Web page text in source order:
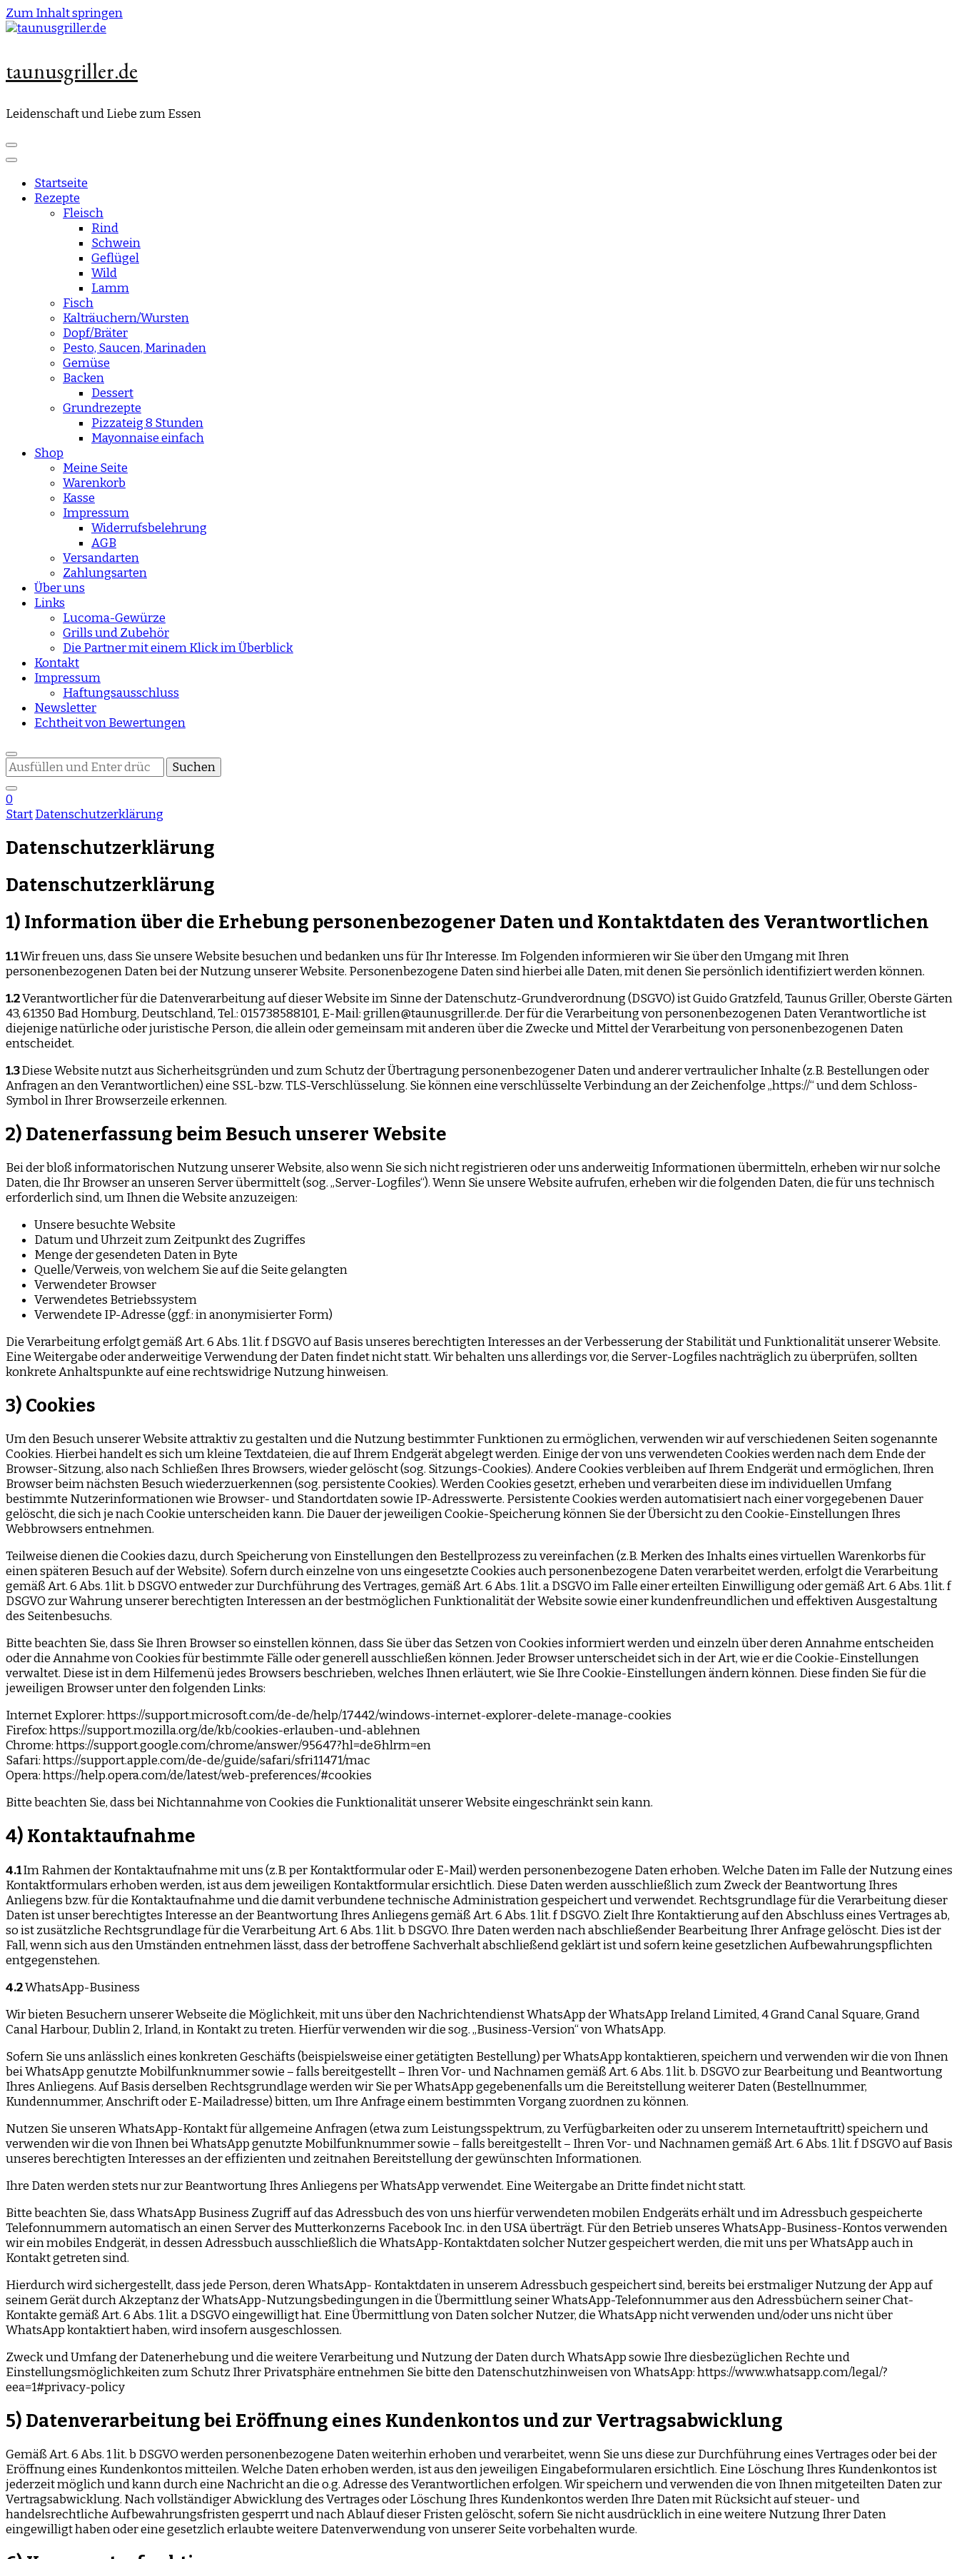
Zum Inhalt springen
taunusgriller.de
Leidenschaft und Liebe zum Essen
Startseite
Rezepte
Fleisch
Rind
Schwein
Geflügel
Wild
Lamm
Fisch
Kalträuchern/Wursten
Dopf/Bräter
Pesto, Saucen, Marinaden
Gemüse
Backen
Dessert
Grundrezepte
Pizzateig 8 Stunden
Mayonnaise einfach
Shop
Meine Seite
Warenkorb
Kasse
Impressum
Widerrufsbelehrung
AGB
Versandarten
Zahlungsarten
Über uns
Links
Lucoma-Gewürze
Grills und Zubehör
Die Partner mit einem Klick im Überblick
Kontakt
Impressum
Haftungsausschluss
Newsletter
Echtheit von Bewertungen
Suchst
du
nach
etwas?
0
StartDatenschutzerklärung
Datenschutzerklärung
Datenschutzerklärung
1) Information über die Erhebung personenbezogener Daten und Kontaktdaten des Verantwortlichen
1.1Wir freuen uns, dass Sie unsere Website besuchen und bedanken uns für Ihr Interesse. Im Folgenden informieren wir Sie über den Umgang mit Ihren
personenbezogenen Daten bei der Nutzung unserer Website. Personenbezogene Daten sind hierbei alle Daten, mit denen Sie persönlich identifiziert werden können.
1.2Verantwortlicher für die Datenverarbeitung auf dieser Website im Sinne der Datenschutz-Grundverordnung (DSGVO) ist Guido Gratzfeld, Taunus Griller, Oberste Gärten
43, 61350 Bad Homburg, Deutschland, Tel.: 015738588101, E-Mail: grillen@taunusgriller.de. Der für die Verarbeitung von personenbezogenen Daten Verantwortliche ist
diejenige natürliche oder juristische Person, die allein oder gemeinsam mit anderen über die Zwecke und Mittel der Verarbeitung von personenbezogenen Daten
entscheidet.
1.3Diese Website nutzt aus Sicherheitsgründen und zum Schutz der Übertragung personenbezogener Daten und anderer vertraulicher Inhalte (z.B. Bestellungen oder
Anfragen an den Verantwortlichen) eine SSL-bzw. TLS-Verschlüsselung. Sie können eine verschlüsselte Verbindung an der Zeichenfolge „https://“ und dem Schloss-
Symbol in Ihrer Browserzeile erkennen.
2) Datenerfassung beim Besuch unserer Website
Bei der bloß informatorischen Nutzung unserer Website, also wenn Sie sich nicht registrieren oder uns anderweitig Informationen übermitteln, erheben wir nur solche
Daten, die Ihr Browser an unseren Server übermittelt (sog. „Server-Logfiles“). Wenn Sie unsere Website aufrufen, erheben wir die folgenden Daten, die für uns technisch
erforderlich sind, um Ihnen die Website anzuzeigen:
Unsere besuchte Website
Datum und Uhrzeit zum Zeitpunkt des Zugriffes
Menge der gesendeten Daten in Byte
Quelle/Verweis, von welchem Sie auf die Seite gelangten
Verwendeter Browser
Verwendetes Betriebssystem
Verwendete IP-Adresse (ggf.: in anonymisierter Form)
Die Verarbeitung erfolgt gemäß Art. 6 Abs. 1 lit. f DSGVO auf Basis unseres berechtigten Interesses an der Verbesserung der Stabilität und Funktionalität unserer Website.
Eine Weitergabe oder anderweitige Verwendung der Daten findet nicht statt. Wir behalten uns allerdings vor, die Server-Logfiles nachträglich zu überprüfen, sollten
konkrete Anhaltspunkte auf eine rechtswidrige Nutzung hinweisen.
3) Cookies
Um den Besuch unserer Website attraktiv zu gestalten und die Nutzung bestimmter Funktionen zu ermöglichen, verwenden wir auf verschiedenen Seiten sogenannte
Cookies. Hierbei handelt es sich um kleine Textdateien, die auf Ihrem Endgerät abgelegt werden. Einige der von uns verwendeten Cookies werden nach dem Ende der
Browser-Sitzung, also nach Schließen Ihres Browsers, wieder gelöscht (sog. Sitzungs-Cookies). Andere Cookies verbleiben auf Ihrem Endgerät und ermöglichen, Ihren
Browser beim nächsten Besuch wiederzuerkennen (sog. persistente Cookies). Werden Cookies gesetzt, erheben und verarbeiten diese im individuellen Umfang
bestimmte Nutzerinformationen wie Browser- und Standortdaten sowie IP-Adresswerte. Persistente Cookies werden automatisiert nach einer vorgegebenen Dauer
gelöscht, die sich je nach Cookie unterscheiden kann. Die Dauer der jeweiligen Cookie-Speicherung können Sie der Übersicht zu den Cookie-Einstellungen Ihres
Webbrowsers entnehmen.
Teilweise dienen die Cookies dazu, durch Speicherung von Einstellungen den Bestellprozess zu vereinfachen (z.B. Merken des Inhalts eines virtuellen Warenkorbs für
einen späteren Besuch auf der Website). Sofern durch einzelne von uns eingesetzte Cookies auch personenbezogene Daten verarbeitet werden, erfolgt die Verarbeitung
gemäß Art. 6 Abs. 1 lit. b DSGVO entweder zur Durchführung des Vertrages, gemäß Art. 6 Abs. 1 lit. a DSGVO im Falle einer erteilten Einwilligung oder gemäß Art. 6 Abs. 1 lit. f
DSGVO zur Wahrung unserer berechtigten Interessen an der bestmöglichen Funktionalität der Website sowie einer kundenfreundlichen und effektiven Ausgestaltung
des Seitenbesuchs.
Bitte beachten Sie, dass Sie Ihren Browser so einstellen können, dass Sie über das Setzen von Cookies informiert werden und einzeln über deren Annahme entscheiden
oder die Annahme von Cookies für bestimmte Fälle oder generell ausschließen können. Jeder Browser unterscheidet sich in der Art, wie er die Cookie-Einstellungen
verwaltet. Diese ist in dem Hilfemenü jedes Browsers beschrieben, welches Ihnen erläutert, wie Sie Ihre Cookie-Einstellungen ändern können. Diese finden Sie für die
jeweiligen Browser unter den folgenden Links:
Internet Explorer: https://support.microsoft.com/de-de/help/17442/windows-internet-explorer-delete-manage-cookies
Firefox: https://support.mozilla.org/de/kb/cookies-erlauben-und-ablehnen
Chrome: https://support.google.com/chrome/answer/95647?hl=de&hlrm=en
Safari: https://support.apple.com/de-de/guide/safari/sfri11471/mac
Opera: https://help.opera.com/de/latest/web-preferences/#cookies
Bitte beachten Sie, dass bei Nichtannahme von Cookies die Funktionalität unserer Website eingeschränkt sein kann.
4) Kontaktaufnahme
4.1Im Rahmen der Kontaktaufnahme mit uns (z.B. per Kontaktformular oder E-Mail) werden personenbezogene Daten erhoben. Welche Daten im Falle der Nutzung eines
Kontaktformulars erhoben werden, ist aus dem jeweiligen Kontaktformular ersichtlich. Diese Daten werden ausschließlich zum Zweck der Beantwortung Ihres
Anliegens bzw. für die Kontaktaufnahme und die damit verbundene technische Administration gespeichert und verwendet. Rechtsgrundlage für die Verarbeitung dieser
Daten ist unser berechtigtes Interesse an der Beantwortung Ihres Anliegens gemäß Art. 6 Abs. 1 lit. f DSGVO. Zielt Ihre Kontaktierung auf den Abschluss eines Vertrages ab,
so ist zusätzliche Rechtsgrundlage für die Verarbeitung Art. 6 Abs. 1 lit. b DSGVO. Ihre Daten werden nach abschließender Bearbeitung Ihrer Anfrage gelöscht. Dies ist der
Fall, wenn sich aus den Umständen entnehmen lässt, dass der betroffene Sachverhalt abschließend geklärt ist und sofern keine gesetzlichen Aufbewahrungspflichten
entgegenstehen.
4.2WhatsApp-Business
Wir bieten Besuchern unserer Webseite die Möglichkeit, mit uns über den Nachrichtendienst WhatsApp der WhatsApp Ireland Limited, 4 Grand Canal Square, Grand
Canal Harbour, Dublin 2, Irland, in Kontakt zu treten. Hierfür verwenden wir die sog. „Business-Version“ von WhatsApp.
Sofern Sie uns anlässlich eines konkreten Geschäfts (beispielsweise einer getätigten Bestellung) per WhatsApp kontaktieren, speichern und verwenden wir die von Ihnen
bei WhatsApp genutzte Mobilfunknummer sowie – falls bereitgestellt – Ihren Vor- und Nachnamen gemäß Art. 6 Abs. 1 lit. b. DSGVO zur Bearbeitung und Beantwortung
Ihres Anliegens. Auf Basis derselben Rechtsgrundlage werden wir Sie per WhatsApp gegebenenfalls um die Bereitstellung weiterer Daten (Bestellnummer,
Kundennummer, Anschrift oder E-Mailadresse) bitten, um Ihre Anfrage einem bestimmten Vorgang zuordnen zu können.
Nutzen Sie unseren WhatsApp-Kontakt für allgemeine Anfragen (etwa zum Leistungsspektrum, zu Verfügbarkeiten oder zu unserem Internetauftritt) speichern und
verwenden wir die von Ihnen bei WhatsApp genutzte Mobilfunknummer sowie – falls bereitgestellt – Ihren Vor- und Nachnamen gemäß Art. 6 Abs. 1 lit. f DSGVO auf Basis
unseres berechtigten Interesses an der effizienten und zeitnahen Bereitstellung der gewünschten Informationen.
Ihre Daten werden stets nur zur Beantwortung Ihres Anliegens per WhatsApp verwendet. Eine Weitergabe an Dritte findet nicht statt.
Bitte beachten Sie, dass WhatsApp Business Zugriff auf das Adressbuch des von uns hierfür verwendeten mobilen Endgeräts erhält und im Adressbuch gespeicherte
Telefonnummern automatisch an einen Server des Mutterkonzerns Facebook Inc. in den USA überträgt. Für den Betrieb unseres WhatsApp-Business-Kontos verwenden
wir ein mobiles Endgerät, in dessen Adressbuch ausschließlich die WhatsApp-Kontaktdaten solcher Nutzer gespeichert werden, die mit uns per WhatsApp auch in
Kontakt getreten sind.
Hierdurch wird sichergestellt, dass jede Person, deren WhatsApp- Kontaktdaten in unserem Adressbuch gespeichert sind, bereits bei erstmaliger Nutzung der App auf
seinem Gerät durch Akzeptanz der WhatsApp-Nutzungsbedingungen in die Übermittlung seiner WhatsApp-Telefonnummer aus den Adressbüchern seiner Chat-
Kontakte gemäß Art. 6 Abs. 1 lit. a DSGVO eingewilligt hat. Eine Übermittlung von Daten solcher Nutzer, die WhatsApp nicht verwenden und/oder uns nicht über
WhatsApp kontaktiert haben, wird insofern ausgeschlossen.
Zweck und Umfang der Datenerhebung und die weitere Verarbeitung und Nutzung der Daten durch WhatsApp sowie Ihre diesbezüglichen Rechte und
Einstellungsmöglichkeiten zum Schutz Ihrer Privatsphäre entnehmen Sie bitte den Datenschutzhinweisen von WhatsApp: https://www.whatsapp.com/legal/?
eea=1#privacy-policy
5) Datenverarbeitung bei Eröffnung eines Kundenkontos und zur Vertragsabwicklung
Gemäß Art. 6 Abs. 1 lit. b DSGVO werden personenbezogene Daten weiterhin erhoben und verarbeitet, wenn Sie uns diese zur Durchführung eines Vertrages oder bei der
Eröffnung eines Kundenkontos mitteilen. Welche Daten erhoben werden, ist aus den jeweiligen Eingabeformularen ersichtlich. Eine Löschung Ihres Kundenkontos ist
jederzeit möglich und kann durch eine Nachricht an die o.g. Adresse des Verantwortlichen erfolgen. Wir speichern und verwenden die von Ihnen mitgeteilten Daten zur
Vertragsabwicklung. Nach vollständiger Abwicklung des Vertrages oder Löschung Ihres Kundenkontos werden Ihre Daten mit Rücksicht auf steuer- und
handelsrechtliche Aufbewahrungsfristen gesperrt und nach Ablauf dieser Fristen gelöscht, sofern Sie nicht ausdrücklich in eine weitere Nutzung Ihrer Daten
eingewilligt haben oder eine gesetzlich erlaubte weitere Datenverwendung von unserer Seite vorbehalten wurde.